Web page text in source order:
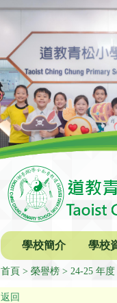
學校簡介 學校
首頁 榮譽榜 24-25 年度
返回